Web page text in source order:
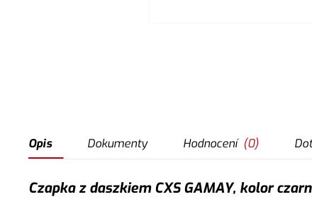
Opis Dokumenty Hodnocení (0)
Czapka z daszkiem CXS GAMAY, kolor